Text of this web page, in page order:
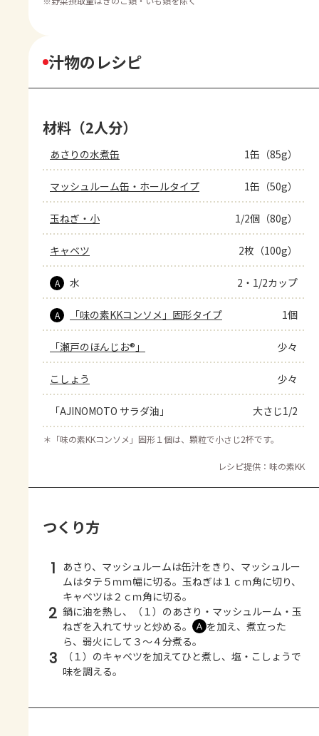
汁物のレシピ
材料（2人分）
あさりの水煮缶 1缶（85g）
マッシュルーム缶・ホールタイプ 1缶（50g）
玉ねぎ・小 1/2個（80g）
キャベツ 2枚（100g）
A 水 2・1/2カップ
A 「味の素KKコンソメ」固形タイプ 1個
「瀬戸のほんじお®」 少々
こしょう 少々
「AJINOMOTO サラダ油」 大さじ1/2
＊ 「味の素KKコンソメ」固形１個は、顆粒で小さじ2杯です。
レシピ提供：味の素KK
つくり方
1
あさり、マッシュルームは缶汁をきり、マッシュルー
ムはタテ５ｍｍ幅に切る。玉ねぎは１ｃｍ角に切り、
キャベツは２ｃｍ角に切る。
2 鍋に油を熱し、（１）のあさり・マッシュルーム・玉
ねぎを入れてサッと炒める。
Ａ を加え、煮立った
ら、弱火にして３～４分煮る。
3
（１）のキャベツを加えてひと煮し、塩・こしょうで
味を調える。